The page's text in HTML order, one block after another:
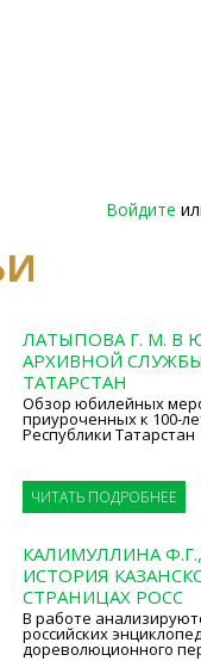
Войдите
ЛАТЫПОВА Г. М. В
АРХИВНОЙ
ТАТАРСТАН
Обзор юбилейных
приуроченных к 100-
Республики Татарстан
ЧИТАТЬ ПОДРОБНЕЕ
КАЛИМУЛЛИНА
ИСТОРИЯ
СТРАНИЦАХ РОСС
В работе
российских
дореволюционного